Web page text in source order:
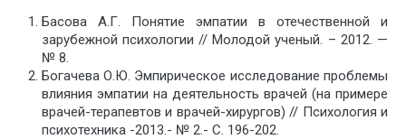
Басова А.Г. Понятие эмпатии в отечественной и
зарубежной психологии // Молодой ученый. – 2012. —
№ 8.
Богачева О.Ю. Эмпирическое исследование проблемы
влияния эмпатии на деятельность врачей (на примере
врачей-терапевтов и врачей-хирургов) // Психология и
психотехника -2013.- № 2.- С. 196-202.